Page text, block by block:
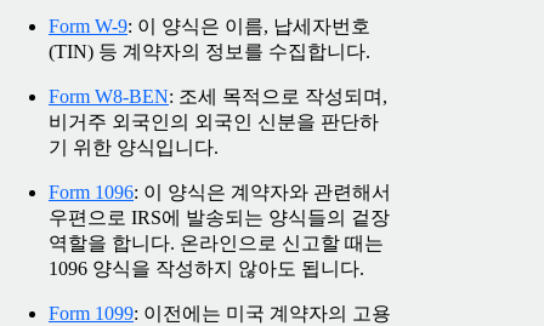
Form W-9: 이 양식은 이름, 납세자번호
(TIN) 등 계약자의 정보를 수집합니다.
Form W8-BEN: 조세 목적으로 작성되며,
비거주 외국인의 외국인 신분을 판단하
기 위한 양식입니다.
Form 1096: 이 양식은 계약자와 관련해서
우편으로 IRS에 발송되는 양식들의 겉장
역할을 합니다. 온라인으로 신고할 때는
1096 양식을 작성하지 않아도 됩니다.
Form 1099: 이전에는 미국 계약자의 고용